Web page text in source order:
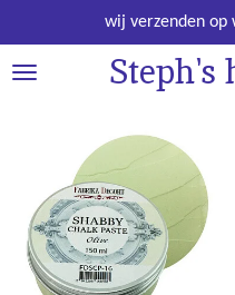
direct
naar
Steph's
wij verzenden op